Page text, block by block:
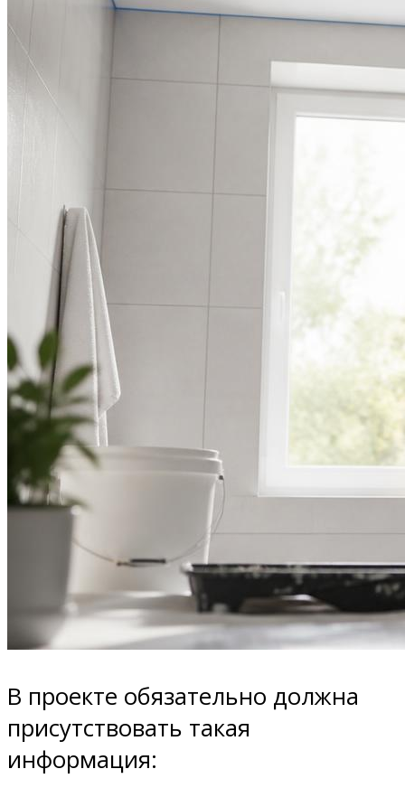
В проекте обязательно должна
присутствовать такая
информация: